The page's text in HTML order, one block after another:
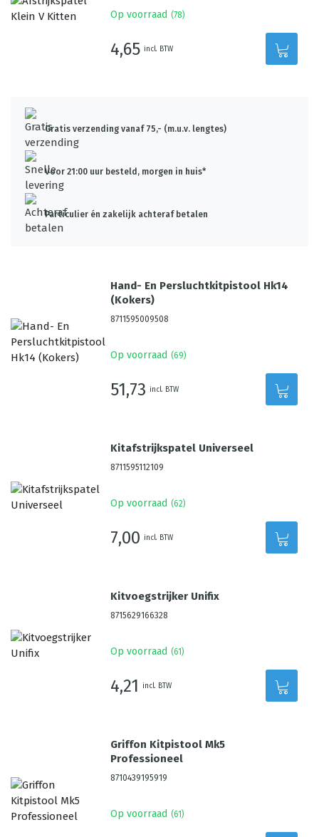
Op voorraad (78)
4,65 incl. BTW
Gratis verzending vanaf 75,- (m.u.v. lengtes)
Voor 21:00 uur besteld, morgen in huis*
Particulier én zakelijk achteraf betalen
Hand- En Persluchtkitpistool Hk14
(Kokers)
8711595009508
Op voorraad (69)
51,73 incl. BTW
Kitafstrijkspatel Universeel
8711595112109
Op voorraad (62)
7,00 incl. BTW
Kitvoegstrijker Unifix
8715629166328
Op voorraad (61 )
4,21 incl. BTW
Griffon Kitpistool Mk5
Professioneel
8710439195919
Op voorraad (61 )